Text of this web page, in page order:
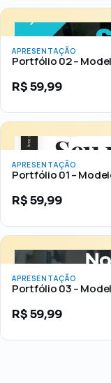
APRESENTAÇÃO
Portfólio 02 –
R$59,99
APRESENTAÇÃO
Portfólio 01 –
R$59,99
APRESENTAÇÃO
Portfólio 03 –
R$59,99